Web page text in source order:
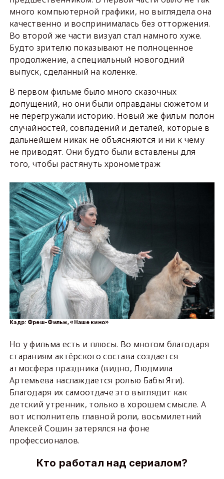
много компьютерной графики, но выглядела она
качественно и воспринималась без отторжения.
Во второй же части визуал стал намного хуже.
Будто зрителю показывают не полноценное
продолжение, а специальный новогодний
выпуск, сделанный на коленке.
В первом фильме было много сказочных
допущений, но они были оправданы сюжетом и
не перегружали историю. Новый же фильм полон
случайностей, совпадений и деталей, которые в
дальнейшем никак не объясняются и ни к чему
не приводят. Они будто были вставлены для
того, чтобы растянуть хронометраж
Кадр: Фреш-Фильм, «Наше кино»
Но у фильма есть и плюсы. Во многом благодаря
стараниям актёрского состава создается
атмосфера праздника (видно, Людмила
Артемьева наслаждается ролью Бабы Яги).
Благодаря их самоотдаче это выглядит как
детский утренник, только в хорошем смысле. А
вот исполнитель главной роли, восьмилетний
Алексей Сошин затерялся на фоне
профессионалов.
Кто работал над сериалом?